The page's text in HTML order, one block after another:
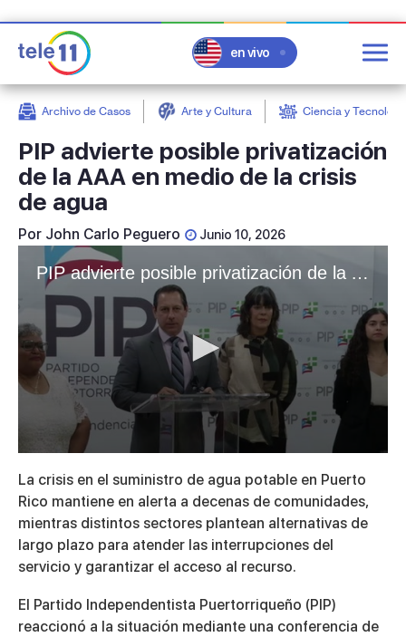
en vivo
Archivo de Casos Arte y Cultura Ciencia y
PIP advierte posible privatización
de la AAA en medio de la crisis
de agua
Por John Carlo Peguero Junio 10, 2026
PIP advierte posible privatización de la AAA en medio de la crisis de agua
seconds
of
2
minutes,
46
seconds
La crisis en el suministro de agua potable en Puerto
Rico mantiene en alerta a decenas de comunidades,
mientras distintos sectores plantean alternativas de
largo plazo para atender las interrupciones del
servicio y garantizar el acceso al recurso.
El Partido Independentista Puertorriqueño (PIP)
reaccionó a la situación mediante una conferencia de
post